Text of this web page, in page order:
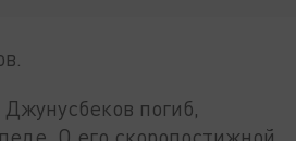
погиб,